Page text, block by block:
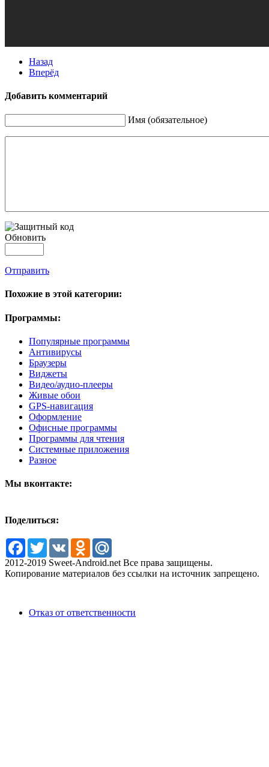
Назад
Вперёд
Добавить комментарий
Имя (обязательное)
Обновить
Отправить
Похожие в этой категории:
Программы:
Популярные программы
Антивирусы
Браузеры
Виджеты
Видео/аудио-плееры
Живые обои
GPS-навигация
Оформление
Офисные программы
Программы для чтения
Системные приложения
Разное
Мы вконтакте:
Поделиться:
Facebook
TwitterVK Odnoklassniki
2012-2019 Sweet-Android.net Все права защищены.
Копирование материалов без ссылки на источник запрещено.
Отказ от ответственности